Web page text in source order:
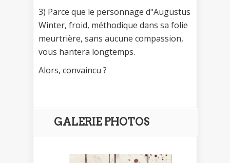
3) Parce que le personnage d"Augustus
Winter, froid, méthodique dans sa folie
meurtrière, sans aucune compassion,
vous hantera longtemps.
Alors, convaincu ?
GALERIE PHOTOS